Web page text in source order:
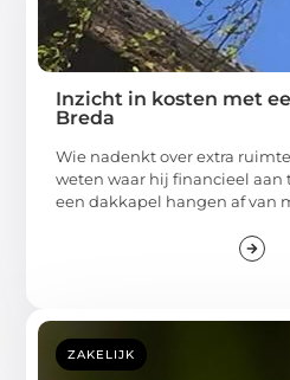
Inzicht in kosten met
Breda
Wie nadenkt over extra
weten waar hij financieel aan
een dakkapel hangen af van
ZAKELIJK